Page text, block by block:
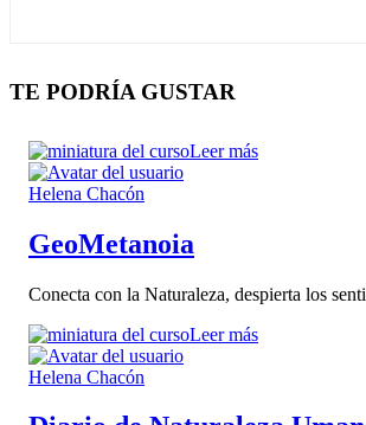
TE PODRÍA GUSTAR
Leer más
Helena Chacón
GeoMetanoia
Conecta con la Naturaleza, despierta los
Leer más
Helena Chacón